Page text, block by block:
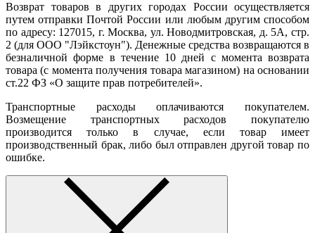
Возврат товаров в других городах России осуществляется
путем отправки Почтой России или любым другим способом
по адресу: 127015, г. Москва, ул. Новодмитровская, д. 5А, стр.
2 (для ООО "Лэйкстоун"). Денежные средства возвращаются в
безналичной форме в течение 10 дней с момента возврата
товара (с момента получения товара магазином) на основании
ст.22 ФЗ «О защите прав потребителей».
Транспортные расходы оплачиваются покупателем.
Возмещение транспортных расходов покупателю
производится только в случае, если товар имеет
производственный брак, либо был отправлен другой товар по
ошибке.